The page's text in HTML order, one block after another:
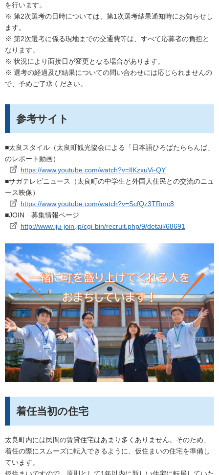
を行います。
※ 第2次選考の日時については、第1次選考結果通知時にお知らせし
ます。
※ 第2次選考に係る現地までの交通費等は、すべて応募者の負担と
なります。
※ 状況により面接日が変更となる場合があります。
※ 選考の経過及び結果についての問い合わせには応じられませんの
で、予めご了承ください。
参考サイト
■太良スタイル（太良町観光協会による「日本語ひろばたららんば」
のレポート動画）
https://www.youtube.com/watch?v=IlKzxuVi-QY
■サガテレビニュース（太良町の中学生と外国人住民との交流のニュ
ース映像）
https://www.youtube.com/watch?v=ScfQz3TRmc8
■JOIN 募集情報ページ
http://www.iju-join.jp/cgi-bin/recruit.php/9/detail/68691
着任当初の住宅
太良町内には民間の賃貸住宅はあまり多くありません。そのため、
着任の際にスムーズに転入できるように、仮住まいの住宅を準備し
ています。